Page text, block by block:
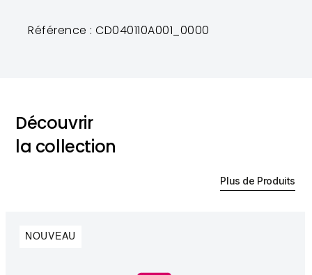
Référence : CD040110A001_0000
Découvrir
la collection
Plus de Produits
NOUVEAU